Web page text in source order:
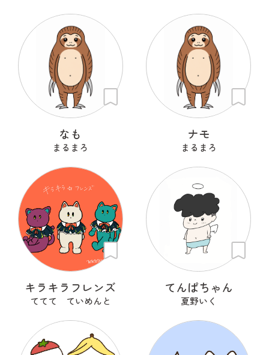
なも
まるまろ
ナモ
まるまろ
キラキラフレンズ
ててて ていめんと
てんぱちゃん
夏野いく